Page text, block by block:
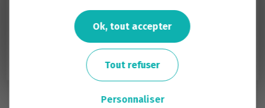
Berges , Les Halles Polaris
Transformation(s)
Ok, tout accepter
Tout refuser
Personnaliser